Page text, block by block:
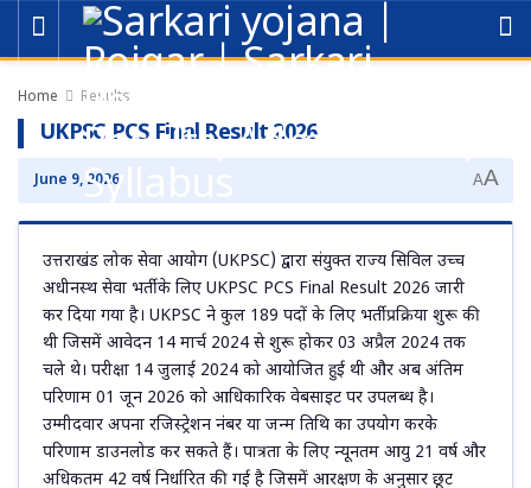
Home Results
UKPSC PCS Final Result 2026
June 9, 2026 AA
उत्तराखंड लोक सेवा आयोग (UKPSC) द्वारा संयुक्त राज्य सिविल उच्च
अधीनस्थ सेवा भर्ती के लिए UKPSC PCS Final Result 2026 जारी
कर दिया गया है। UKPSC ने कुल 189 पदों के लिए भर्ती प्रक्रिया शुरू की
थी जिसमें आवेदन 14 मार्च 2024 से शुरू होकर 03 अप्रैल 2024 तक
चले थे। परीक्षा 14 जुलाई 2024 को आयोजित हुई थी और अब अंतिम
परिणाम 01 जून 2026 को आधिकारिक वेबसाइट पर उपलब्ध है।
उम्मीदवार अपना रजिस्ट्रेशन नंबर या जन्म तिथि का उपयोग करके
परिणाम डाउनलोड कर सकते हैं। पात्रता के लिए न्यूनतम आयु 21 वर्ष और
अधिकतम 42 वर्ष निर्धारित की गई है जिसमें आरक्षण के अनुसार छूट